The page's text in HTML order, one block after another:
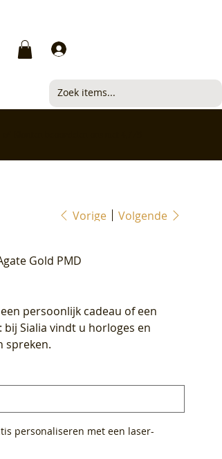
Vorige Volgende
Gold PMD
persoonlijk cadeau of een
Sialia vindt u horloges en
spreken.
personaliseren met een laser-